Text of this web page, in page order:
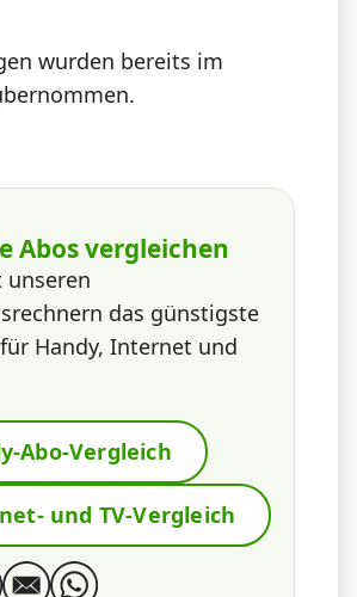
wurden bereits im
Abos vergleichen
unseren
das günstigste
Handy, Internet und
Abo-Vergleich
und TV-Vergleich